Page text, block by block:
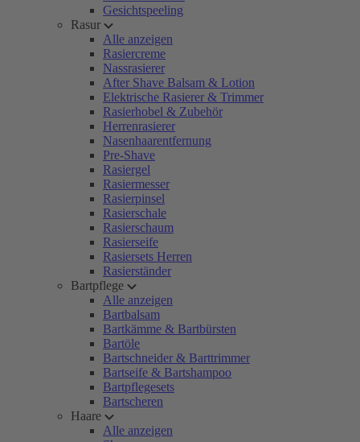
Gesichtspeeling
Rasur
Alle anzeigen
Rasiercreme
Nassrasierer
After Shave Balsam & Lotion
Elektrische Rasierer & Trimmer
Rasierhobel & Zubehör
Herrenrasierer
Nasenhaarentfernung
Pre-Shave
Rasiergel
Rasiermesser
Rasierpinsel
Rasierschale
Rasierschaum
Rasierseife
Rasiersets Herren
Rasierständer
Bartpflege
Alle anzeigen
Bartbalsam
Bartkämme & Bartbürsten
Bartöle
Bartschneider & Barttrimmer
Bartseife & Bartshampoo
Bartpflegesets
Bartscheren
Haare
Alle anzeigen